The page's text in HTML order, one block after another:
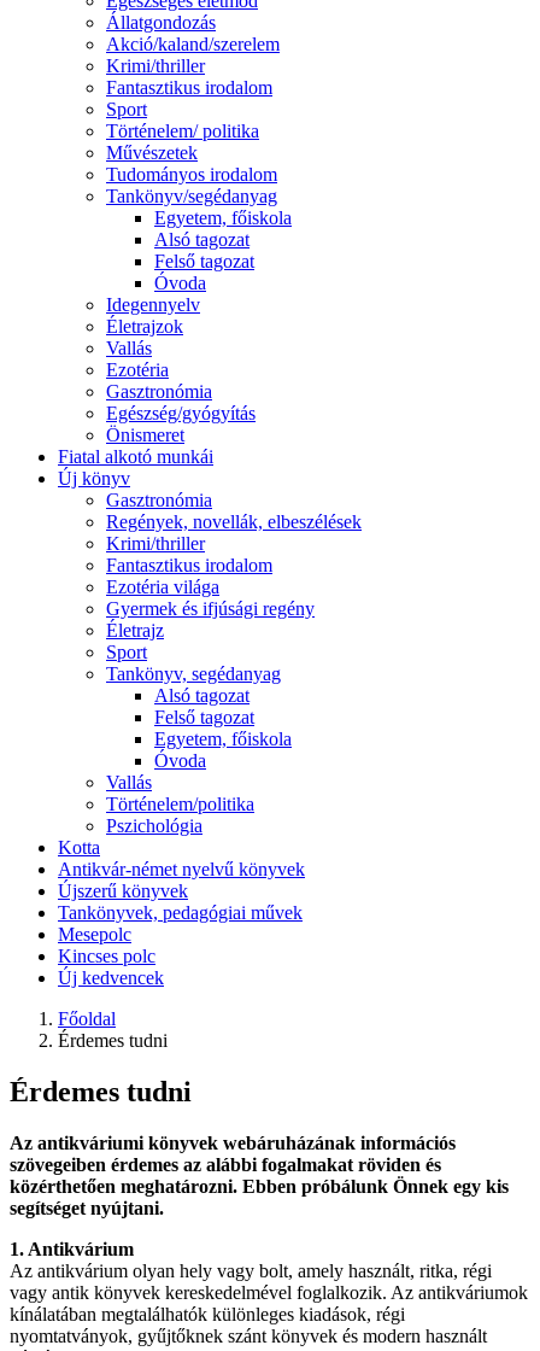
Állatgondozás
Akció/kaland/szerelem
Krimi/thriller
Fantasztikus irodalom
Sport
Történelem/ politika
Művészetek
Tudományos irodalom
Tankönyv/segédanyag
Egyetem, főiskola
Alsó tagozat
Felső tagozat
Óvoda
Idegennyelv
Életrajzok
Vallás
Ezotéria
Gasztronómia
Egészség/gyógyítás
Önismeret
Fiatal alkotó munkái
Új könyv
Gasztronómia
Regények, novellák, elbeszélések
Krimi/thriller
Fantasztikus irodalom
Ezotéria világa
Gyermek és ifjúsági regény
Életrajz
Sport
Tankönyv, segédanyag
Alsó tagozat
Felső tagozat
Egyetem, főiskola
Óvoda
Vallás
Történelem/politika
Pszichológia
Kotta
Antikvár-német nyelvű könyvek
Újszerű könyvek
Tankönyvek, pedagógiai művek
Mesepolc
Kincses polc
Új kedvencek
Főoldal
Érdemes tudni
Érdemes tudni
Az antikváriumi könyvek webáruházának információs
szövegeiben érdemes az alábbi fogalmakat röviden és
közérthetően meghatározni. Ebben próbálunk Önnek egy kis
segítséget nyújtani.
1. Antikvárium
Az antikvárium olyan hely vagy bolt, amely használt, ritka, régi
vagy antik könyvek kereskedelmével foglalkozik. Az antikváriumok
kínálatában megtalálhatók különleges kiadások, régi
nyomtatványok, gyűjtőknek szánt könyvek és modern használt